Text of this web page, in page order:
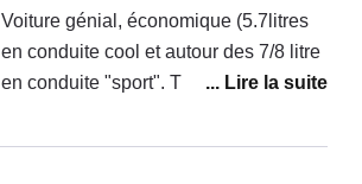
Plus jamais Suzuki !!!
Voiture génial, économique (5.7litres
en conduite cool et autour des 7/8 litre
en conduite "sport". Tien très bien la
et mouiller. Excellente habitabilité,